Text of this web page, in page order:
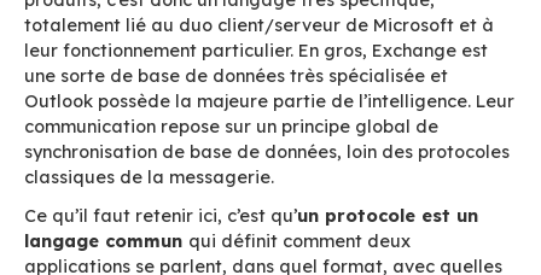
Un protocole : qu’est-
c’est ?
Quand on parle de messagerie, les utilisateurs
uniquement à l’application qu’ils utilisent
commeOutlookpar exemple qui est
à la messagerie dominante dans les